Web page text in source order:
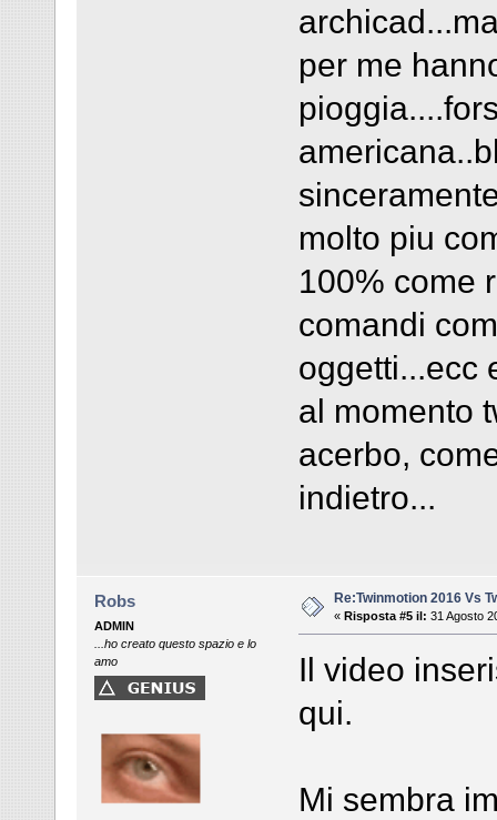
per me
molto piu
100% come
comandi
oggetti...ecc
al momento
acerbo,
indietro...
Robs
ADMIN
...ho creato questo spazio e lo
amo
Re:Twinmotion 2016 Vs
« Risposta #5 il: 31 Agosto
Il video
qui.
Mi sembra